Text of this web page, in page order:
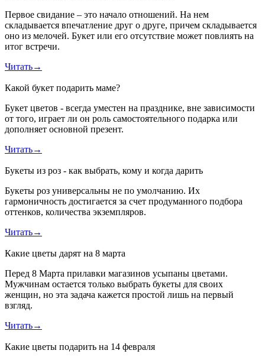
Первое свидание – это начало отношений. На нем
складывается впечатление друг о друге, причем складывается
оно из мелочей. Букет или его отсутствие может повлиять на
итог встречи.
Читать→
Какой букет подарить маме?
Букет цветов - всегда уместен на празднике, вне зависимости
от того, играет ли он роль самостоятельного подарка или
дополняет основной презент.
Читать→
Букеты из роз - как выбрать, кому и когда дарить
Букеты роз универсальны не по умолчанию. Их
гармоничность достигается за счет продуманного подбора
оттенков, количества экземпляров.
Читать→
Какие цветы дарят на 8 марта
Перед 8 Марта прилавки магазинов усыпаны цветами.
Мужчинам остается только выбрать букеты для своих
женщин, но эта задача кажется простой лишь на первый
взгляд.
Читать→
Какие цветы подарить на 14 февраля